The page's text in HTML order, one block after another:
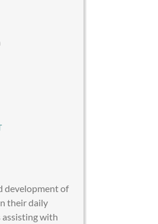
development of
their daily
assisting with